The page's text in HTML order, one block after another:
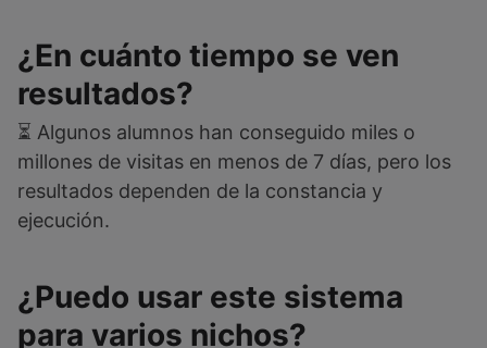
¿En cuánto tiempo se ven
resultados?
⏳ Algunos alumnos han conseguido miles o
millones de visitas en menos de 7 días, pero los
resultados dependen de la constancia y
ejecución.
¿Puedo usar este sistema
para varios nichos?